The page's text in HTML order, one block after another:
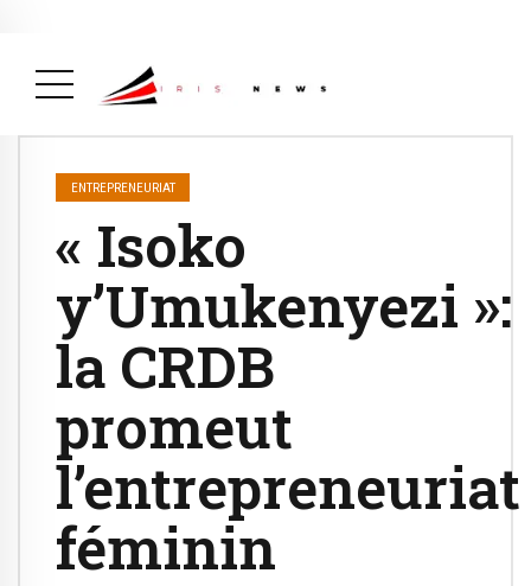
ENTREPRENEURIAT
« Isoko
y’Umukenyezi »:
la CRDB
promeut
l’entrepreneuriat
féminin